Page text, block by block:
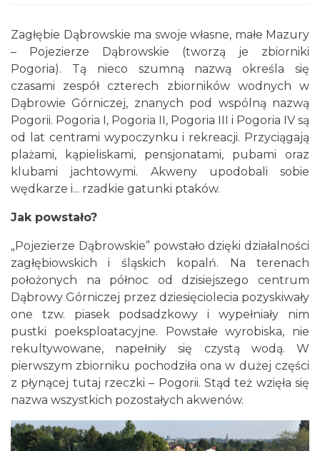
Zagłębie Dąbrowskie ma swoje własne, małe Mazury
– Pojezierze Dąbrowskie (tworzą je zbiorniki
Pogoria). Tą nieco szumną nazwą określa się
czasami zespół czterech zbiorników wodnych w
Dąbrowie Górniczej, znanych pod wspólną nazwą
Pogorii. Pogoria I, Pogoria II, Pogoria III i Pogoria IV są
od lat centrami wypoczynku i rekreacji. Przyciągają
plażami, kąpieliskami, pensjonatami, pubami oraz
klubami jachtowymi. Akweny upodobali sobie
wędkarze i... rzadkie gatunki ptaków.
Jak powstało?
„Pojezierze Dąbrowskie” powstało dzięki działalności
zagłębiowskich i śląskich kopalń. Na terenach
położonych na północ od dzisiejszego centrum
Dąbrowy Górniczej przez dziesięciolecia pozyskiwały
one tzw. piasek podsadzkowy i wypełniały nim
pustki poeksploatacyjne. Powstałe wyrobiska, nie
rekultywowane, napełniły się czystą wodą. W
pierwszym zbiorniku pochodziła ona w dużej części
z płynącej tutaj rzeczki – Pogorii. Stąd też wzięła się
nazwa wszystkich pozostałych akwenów.